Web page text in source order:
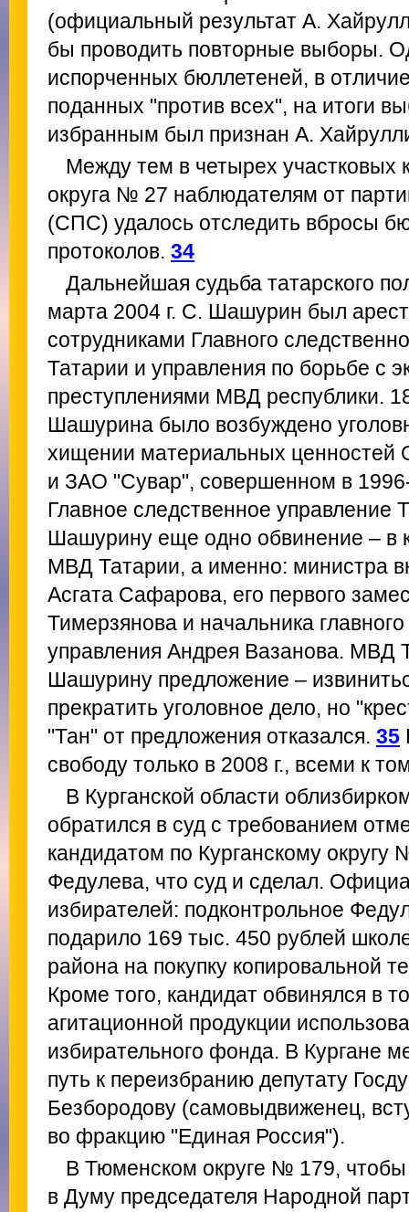
(официальный результат А.
бы проводить повторные выборы.
испорченных бюллетеней, в
поданных "против всех", на итоги
избранным был признан А.
Между тем в четырех участковых
округа № 27 наблюдателям от
(СПС) удалось отследить вбросы
протоколов. 34
Дальнейшая судьба татарского
марта 2004 г. С. Шашурин был
сотрудниками Главного
Татарии и управления по борьбе с
преступлениями МВД республики.
Шашурина было возбуждено
хищении материальных ценностей
и ЗАО "Сувар", совершенном в 1996-
Главное следственное управление
Шашурину еще одно обвинение – в
МВД Татарии, а именно: министра
Асгата Сафарова, его первого
Тимерзянова и начальника
управления Андрея Вазанова. МВД
Шашурину предложение –
прекратить уголовное дело, но
"Тан" от предложения отказался. 35
свободу только в 2008 г., всеми к
В Курганской области
обратился в суд с требованием
кандидатом по Курганскому
Федулева, что суд и сделал.
избирателей: подконтрольное
подарило 169 тыс. 450 рублей
района на покупку копировальной
Кроме того, кандидат обвинялся в
агитационной продукции
избирательного фонда. В Кургане
путь к переизбранию депутату
Безбородову (самовыдвиженец,
во фракцию "Единая Россия").
В Тюменском округе № 179,
в Думу председателя Народной